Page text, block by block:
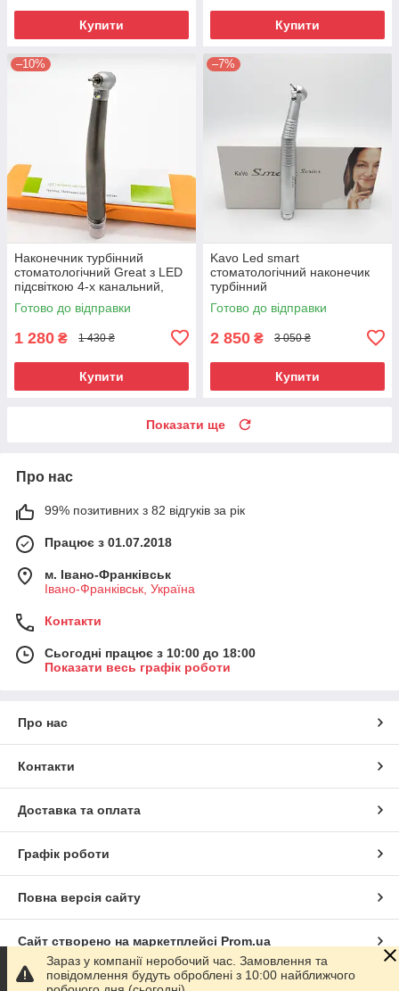
Купити Купити
–10%
Наконечник турбінний
стоматологічний Great з LED
підсвіткою 4-х канальний,
сталь
Готово до відправки
1 280 ₴ 1 430 ₴
Купити
–7%
Kavo Led smart
стоматологічний наконечик
турбінний
Готово до відправки
2 850 ₴ 3 050 ₴
Купити
Показати ще
Про нас
99% позитивних з 82 відгуків за рік
Працює з 01.07.2018
м. Івано-Франківськ
Івано-Франківськ, Україна
Контакти
Сьогодні працює з 10:00 до 18:00
Показати весь графік роботи
Про нас
Контакти
Доставка та оплата
Графік роботи
Повна версія сайту
Сайт створено на маркетплейсі Prom.ua
Політика конфіденційності
Зараз у компанії неробочий час. Замовлення та
повідомлення будуть оброблені з 10:00 найближчого